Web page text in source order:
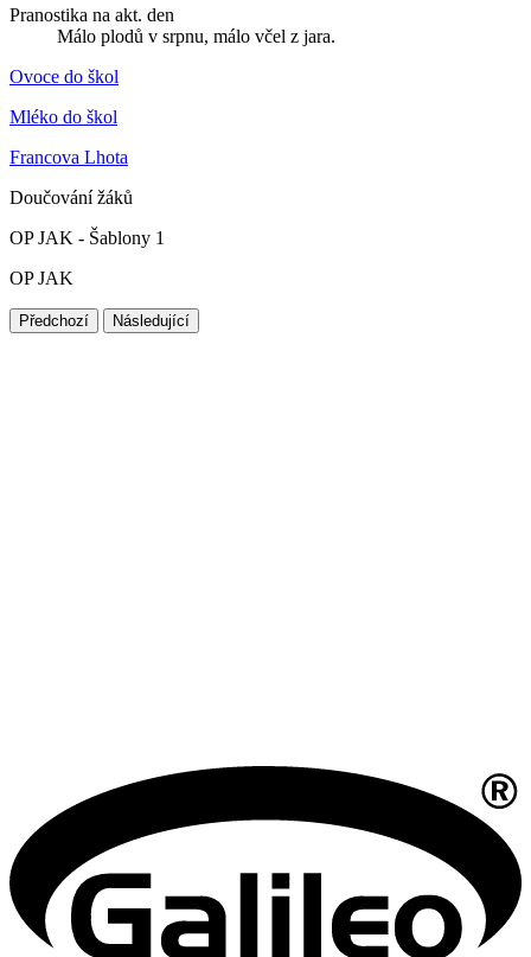
Pranostika na akt. den
Málo plodů v srpnu, málo včel z jara.
Ovoce do škol
Mléko do škol
Francova Lhota
Doučování žáků
OP JAK - Šablony 1
OP JAK
Předchozí Následující